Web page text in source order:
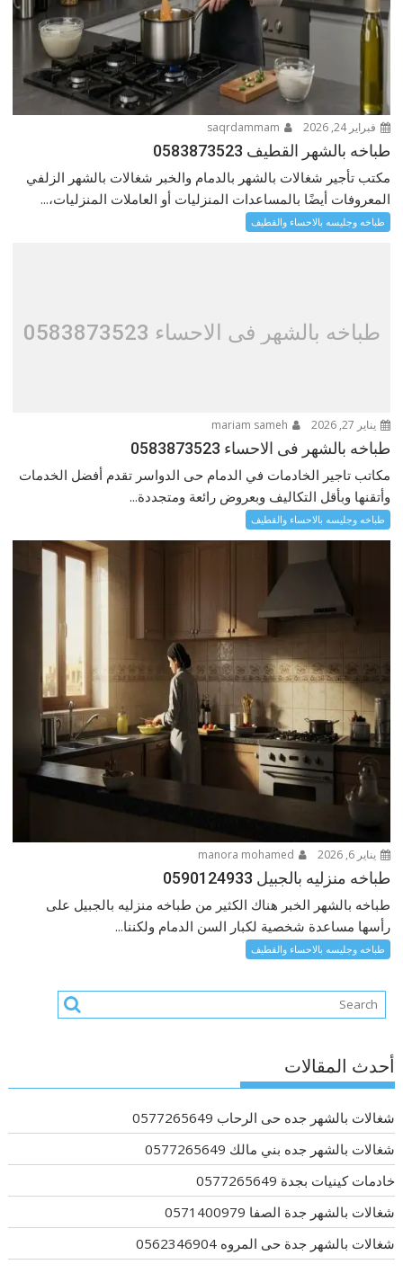
فبراير 24, 2026
طباخه بالشهر القطيف 0583873523
مكتب تأجير شغالات بالشهر بالدمام والخبر شغالات بالشهر الزلفي
المعروفات أيضًا بالمساعدات المنزليات أو العاملات المنزليات،...
طباخه وجليسه بالاحساء والقطيف
طباخه بالشهر فى الاحساء 0583873523
يناير 27, 2026
طباخه بالشهر فى الاحساء 0583873523
مكاتب تاجير الخادمات في الدمام حى الدواسر تقدم أفضل الخدمات
وأتقنها وبأقل التكاليف وبعروض رائعة ومتجددة...
طباخه وجليسه بالاحساء والقطيف
يناير 6, 2026
طباخه منزليه بالجبيل 0590124933
طباخه بالشهر الخبر هناك الكثير من طباخه منزليه بالجبيل على
رأسها مساعدة شخصية لكبار السن الدمام ولكننا...
طباخه وجليسه بالاحساء والقطيف
أحدث المقالات
شغالات بالشهر جده حى الرحاب 0577265649
شغالات بالشهر جده بني مالك 0577265649
خادمات كينيات بجدة 0577265649
شغالات بالشهر جدة الصفا 0571400979
شغالات بالشهر جدة حى المروه 0562346904